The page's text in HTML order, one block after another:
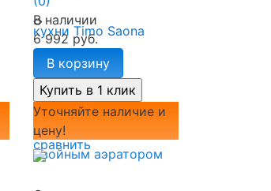
сравнить
В наличии
6 992 руб.
В корзину
Уточняйте наличие и
цену!